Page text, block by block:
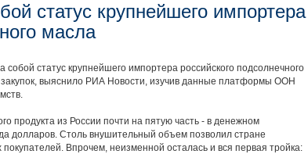
статус крупнейшего импортера
масла
статус крупнейшего импортера российского подсолнечного
выяснило РИА Новости, изучив данные платформы ООН
продукта из России почти на пятую часть - в денежном
долларов. Столь внушительный объем позволил стране
Впрочем, неизменной осталась и вся первая тройка: